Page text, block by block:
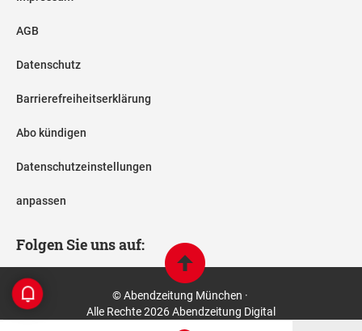
AGB
Datenschutz
Barrierefreiheitserklärung
Abo kündigen
Datenschutzeinstellungen
anpassen
Folgen Sie uns auf:
© Abendzeitung München ·
Alle Rechte 2026 Abendzeitung Digital